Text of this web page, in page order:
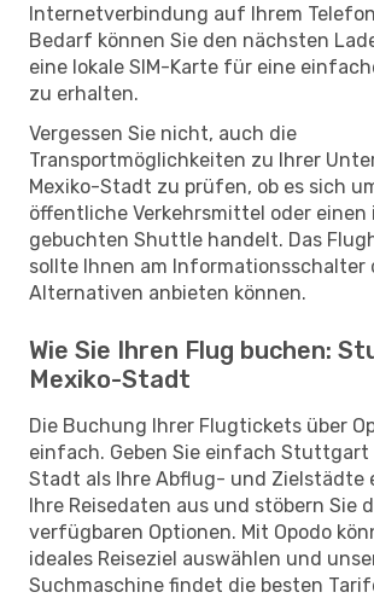
Internetverbindung auf Ihrem
Bedarf können Sie den nächsten
eine lokale SIM-Karte für eine
zu erhalten.
Vergessen Sie nicht, auch die
Transportmöglichkeiten zu Ihrer
Mexiko-Stadt zu prüfen, ob es sich
öffentliche Verkehrsmittel oder einen
gebuchten Shuttle handelt. Das
sollte Ihnen am Informationsschalter
Alternativen anbieten können.
Wie Sie Ihren Flug buchen:
Mexiko-Stadt
Die Buchung Ihrer Flugtickets über
einfach. Geben Sie einfach Stuttgart
Stadt als Ihre Abflug- und Zielstädte
Ihre Reisedaten aus und stöbern Sie
verfügbaren Optionen. Mit Opodo
ideales Reiseziel auswählen und
Suchmaschine findet die besten